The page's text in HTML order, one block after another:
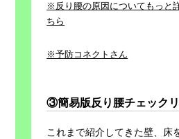
※反り腰の原因についてもっと
ちら
※予防コネクトさん
③簡易版反り腰チェック
これまで紹介してきた壁、床